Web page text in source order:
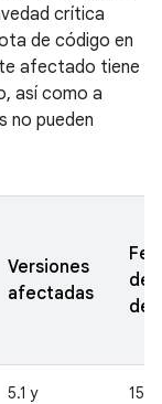
crítica
de código en
afectado tiene
así como a
no pueden
Versiones
afectadas
de
5.1 y
15